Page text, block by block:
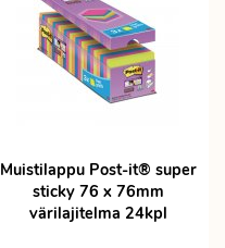
Muistilappu Post-it® super
sticky 76 x 76mm
värilajitelma 24kpl